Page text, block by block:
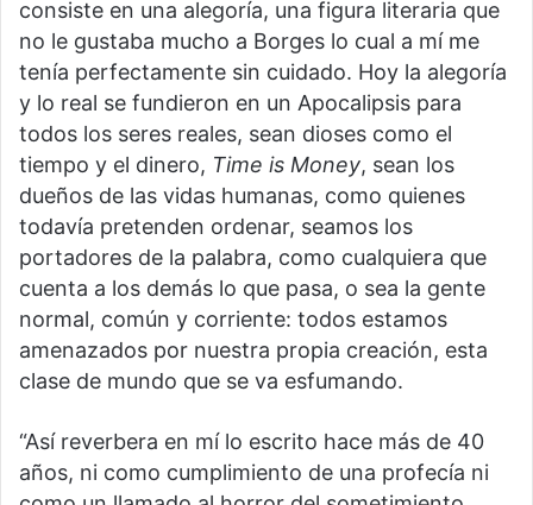
consiste en una alegoría, una figura literaria que
no le gustaba mucho a Borges lo cual a mí me
tenía perfectamente sin cuidado. Hoy la alegoría
y lo real se fundieron en un Apocalipsis para
todos los seres reales, sean dioses como el
tiempo y el dinero, Time is Money, sean los
dueños de las vidas humanas, como quienes
todavía pretenden ordenar, seamos los
portadores de la palabra, como cualquiera que
cuenta a los demás lo que pasa, o sea la gente
normal, común y corriente: todos estamos
amenazados por nuestra propia creación, esta
clase de mundo que se va esfumando.
“Así reverbera en mí lo escrito hace más de 40
años, ni como cumplimiento de una profecía ni